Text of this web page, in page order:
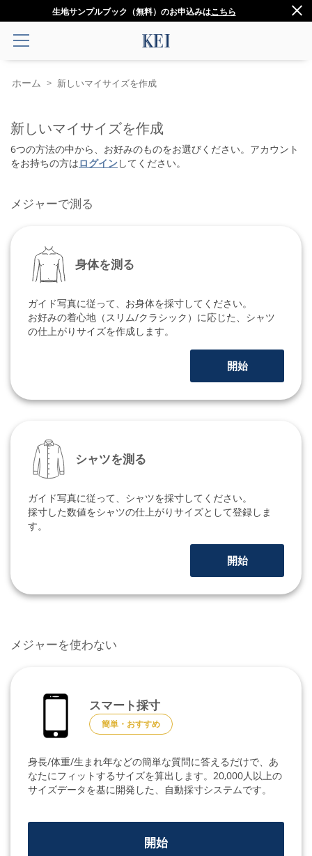
生地サンプルブック（無料）のお申込みはこちら
ホーム > 新しいマイサイズを作成
新しいマイサイズを作成
6つの方法の中から、お好みのものをお選びください。アカウント
をお持ちの方はログインしてください。
メジャーで測る
身体を測る
ガイド写真に従って、お身体を採寸してください。
お好みの着心地（スリム/クラシック）に応じた、シャツ
の仕上がりサイズを作成します。
開始
シャツを測る
ガイド写真に従って、シャツを採寸してください。
採寸した数値をシャツの仕上がりサイズとして登録しま
す。
開始
メジャーを使わない
スマート採寸
簡単・おすすめ
身長/体重/生まれ年などの簡単な質問に答えるだけで、あ
なたにフィットするサイズを算出します。20,000人以上の
サイズデータを基に開発した、自動採寸システムです。
開始